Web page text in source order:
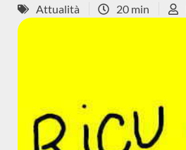
Attualità 20 min